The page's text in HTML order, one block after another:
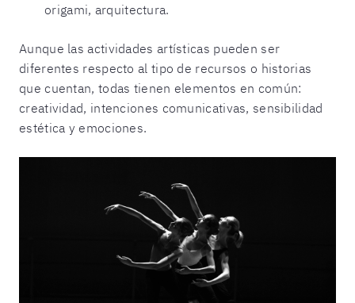
origami, arquitectura.
Aunque las actividades artísticas pueden ser
diferentes respecto al tipo de recursos o historias
que cuentan, todas tienen elementos en común:
creatividad, intenciones comunicativas, sensibilidad
estética y emociones.